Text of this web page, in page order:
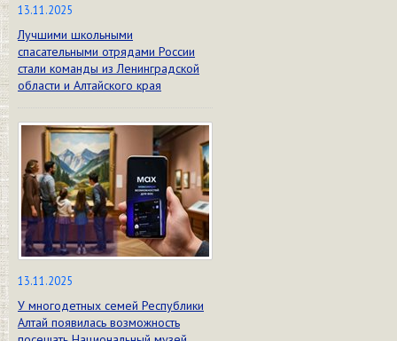
13.11.2025
Лучшими школьными
спасательными отрядами России
стали команды из Ленинградской
области и Алтайского края
13.11.2025
У многодетных семей Республики
Алтай появилась возможность